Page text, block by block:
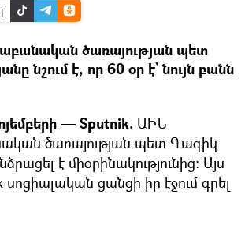
ծառայության պետ
նշում է, որ 60 օր է` նույն բանն
— Sputnik. ԱԻՆ
ծառայության պետ Գագիկ
է միօրինակությունից։ Այս
սոցիալական ցանցի իր էջում գրել